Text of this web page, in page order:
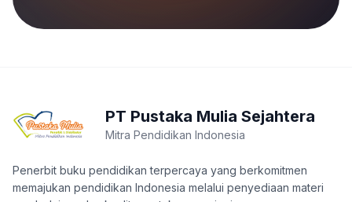
PT Pustaka Mulia Sejahtera
Mitra Pendidikan Indonesia
Penerbit buku pendidikan terpercaya yang berkomitmen
memajukan pendidikan Indonesia melalui penyediaan materi